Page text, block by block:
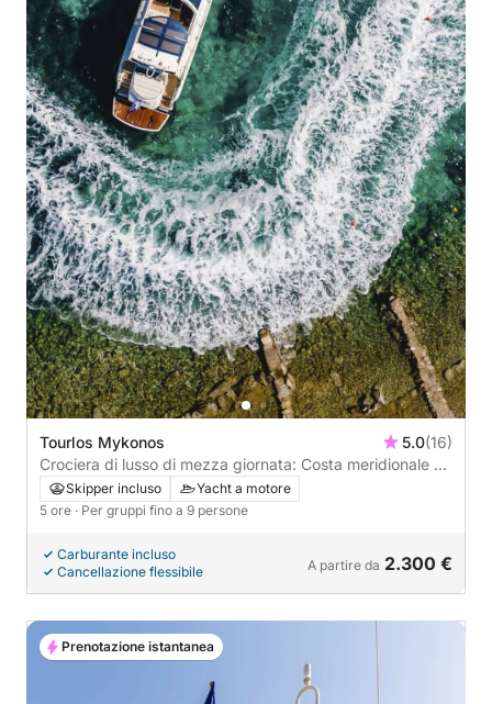
Tourlos Mykonos 5.0(16)
Crociera di lusso di mezza giornata: Costa meridionale di
Mykonos e Delos, fuga dalle isole Rhenia - 5 ore
Skipper incluso
Yacht a motore
5 ore · Per gruppi fino a 9 persone
Carburante incluso
Cancellazione flessibile
A partire da 2.300 €
Prenotazione istantanea